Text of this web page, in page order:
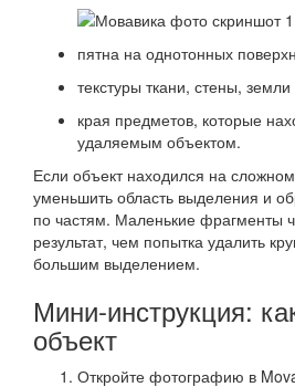
пятна на однотонных
текстуры ткани, стены,
края предметов, которые
удаляемым объектом.
Если объект находился на
уменьшить область выделения и
по частям. Маленькие фрагменты
результат, чем попытка удалить
большим выделением.
Мини-инструкция:
объект
Откройте фотографию в